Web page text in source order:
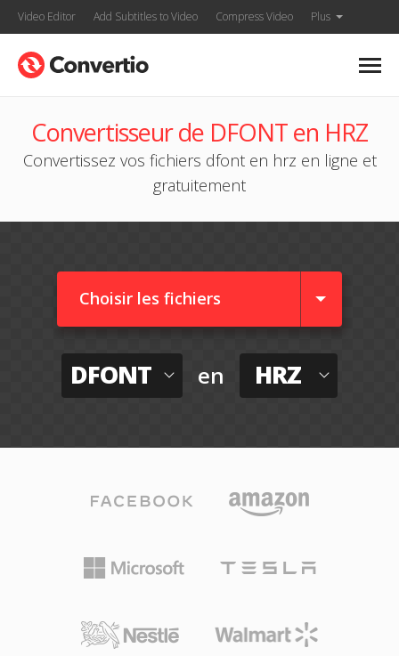
Video Editor Add Subtitles to Video Compress Video Plus
Convertisseur de DFONT en HRZ
Convertissez vos fichiers dfont en hrz en ligne et
gratuitement
Choisir les fichiers
DFONT en HRZ